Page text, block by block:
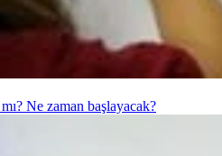
Ne zaman başlayacak?